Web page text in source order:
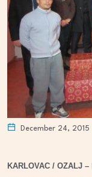
December 24, 2015
KARLOVAC / OZALJ –